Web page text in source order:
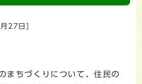
27日 ]
まちづくりについて、住民の